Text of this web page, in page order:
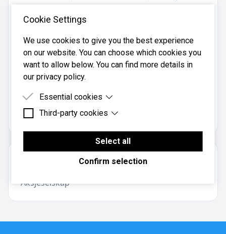
karlkristian@tall-teller.no
Telefon:
Mobil:
954 86 350
med organisasjonsnummer
Om regnskapsbyrået
Aksjeselskap
Cookie Settings
We use cookies to give you the best experience
on our website. You can choose which cookies you
want to allow below. You can find more details in
our privacy policy.
Essential cookies
Essential cookies are cookies that are needed for
Third-party cookies
Third-party cookies are cookies set by third-party
software to enable features such as Google
Maps.
Select all
Confirm selection